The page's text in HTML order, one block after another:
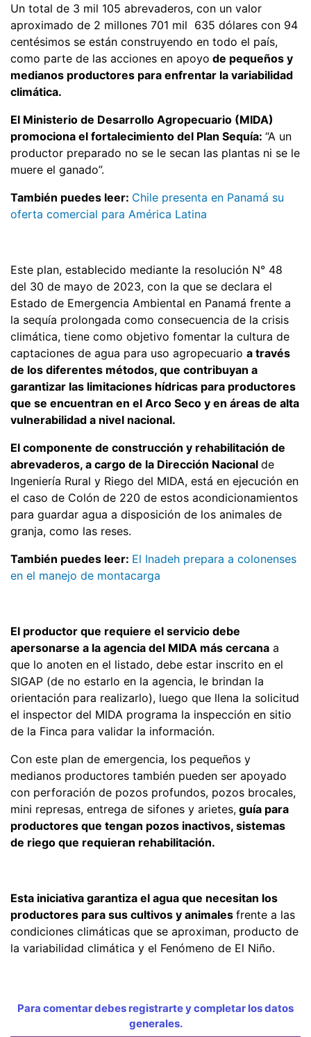
Un total de 3 mil 105 abrevaderos, con un valor
aproximado de 2 millones 701 mil 635 dólares con 94
centésimos se están construyendo en todo el país,
como parte de las acciones en apoyo de pequeños y
medianos productores para enfrentar la variabilidad
climática.
El Ministerio de Desarrollo Agropecuario (MIDA)
promociona el fortalecimiento del Plan Sequía: “A un
productor preparado no se le secan las plantas ni se le
muere el ganado”.
También puedes leer: Chile presenta en Panamá su
oferta comercial para América Latina
Este plan, establecido mediante la resolución N° 48
del 30 de mayo de 2023, con la que se declara el
Estado de Emergencia Ambiental en Panamá frente a
la sequía prolongada como consecuencia de la crisis
climática, tiene como objetivo fomentar la cultura de
captaciones de agua para uso agropecuario a través
de los diferentes métodos, que contribuyan a
garantizar las limitaciones hídricas para productores
que se encuentran en el Arco Seco y en áreas de alta
vulnerabilidad a nivel nacional.
El componente de construcción y rehabilitación de
abrevaderos, a cargo de la Dirección Nacional de
Ingeniería Rural y Riego del MIDA, está en ejecución en
el caso de Colón de 220 de estos acondicionamientos
para guardar agua a disposición de los animales de
granja, como las reses.
También puedes leer: El Inadeh prepara a colonenses
en el manejo de montacarga
El productor que requiere el servicio debe
apersonarse a la agencia del MIDA más cercana a
que lo anoten en el listado, debe estar inscrito en el
SIGAP (de no estarlo en la agencia, le brindan la
orientación para realizarlo), luego que llena la solicitud
el inspector del MIDA programa la inspección en sitio
de la Finca para validar la información.
Con este plan de emergencia, los pequeños y
medianos productores también pueden ser apoyado
con perforación de pozos profundos, pozos brocales,
mini represas, entrega de sifones y arietes, guía para
productores que tengan pozos inactivos, sistemas
de riego que requieran rehabilitación.
Esta iniciativa garantiza el agua que necesitan los
productores para sus cultivos y animales frente a las
condiciones climáticas que se aproximan, producto de
la variabilidad climática y el Fenómeno de El Niño.
Para comentar debes registrarte y completar los datos
generales.